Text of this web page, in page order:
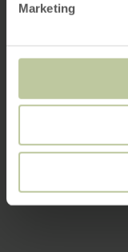
Marketing